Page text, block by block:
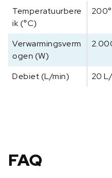
r
D
o
m
p
l
s
Temperatuurbere
ik (°C)
Verwarmingsverm
ogen (W)
Debiet (L/min) 20
FAQ